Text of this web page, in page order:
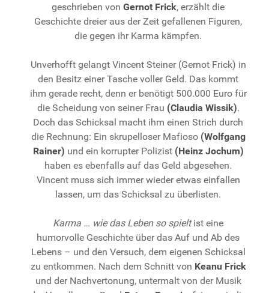
geschrieben von Gernot Frick, erzählt die
Geschichte dreier aus der Zeit gefallenen Figuren,
die gegen ihr Karma kämpfen.
Unverhofft gelangt Vincent Steiner (Gernot Frick) in
den Besitz einer Tasche voller Geld. Das kommt
ihm gerade recht, denn er benötigt 500.000 Euro für
die Scheidung von seiner Frau (Claudia Wissik).
Doch das Schicksal macht ihm einen Strich durch
die Rechnung: Ein skrupelloser Mafioso(Wolfgang
Rainer) und ein korrupter Polizist(Heinz Jochum)
haben es ebenfalls auf das Geld abgesehen.
Vincent muss sich immer wieder etwas einfallen
lassen, um das Schicksal zu überlisten.
Karma … wie das Leben so spieltist eine
humorvolle Geschichte über das Auf und Ab des
Lebens – und den Versuch, dem eigenen Schicksal
zu entkommen. Nach dem Schnitt von Keanu Frick
und der Nachvertonung, untermalt von der Musik